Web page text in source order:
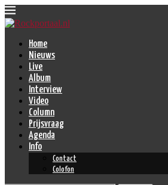
Home
Nieuws
Live
Album
Interview
Video
Column
Prijsvraag
Agenda
Info
Contact
Colofon